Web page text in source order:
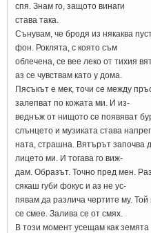
спя. Знам го, защото винаги
става така.
Сънувам, че бродя из някаква
фон. Роклята, с която съм
облечена, се вее леко от тихия
аз се чувствам като у дома.
Пясъкът е мек, точи се между
залепват по кожата ми. И из-
веднъж от нищото се появяват
слънцето и музиката става
ната, страшна. Вятърът започва
лицето ми. И тогава го виж-
дам. Образът. Точно пред мен.
сякаш губи фокус и аз не ус-
пявам да различа чертите му.
се смее. Залива се от смях.
В този момент усещам как